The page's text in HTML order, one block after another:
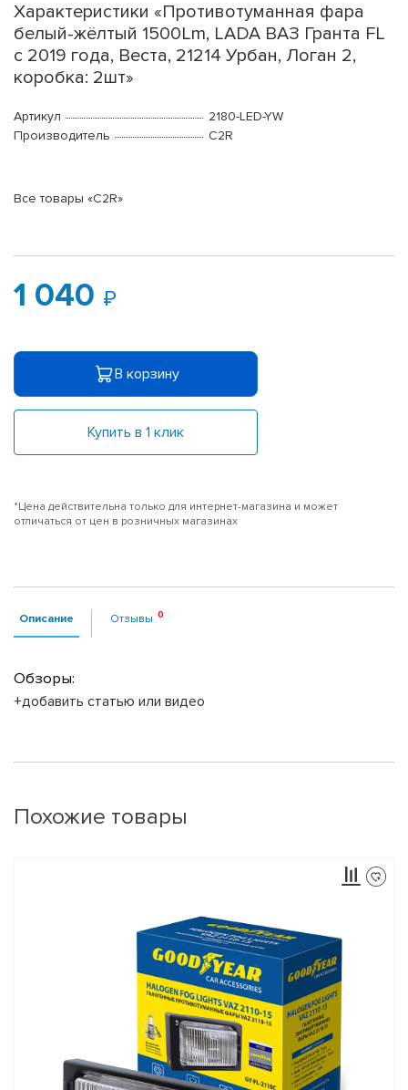
Характеристики «Противотуманная фара
белый-жёлтый 1500Lm, LADA ВАЗ Гранта FL
c 2019 года, Веста, 21214 Урбан, Логан 2,
коробка: 2шт»
Артикул
2180-LED-YW
Производитель
C2R
Все товары «C2R»
1 040
В корзину
Купить в 1 клик
*Цена действительна только для интернет-магазина и может
отличаться от цен в розничных магазинах
Описание Отзывы
Обзоры:
+добавить статью или видео
Похожие товары